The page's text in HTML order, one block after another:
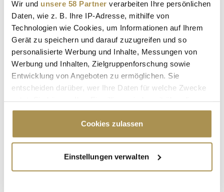
Wir und unsere 58 Partner verarbeiten Ihre persönlichen
Daten, wie z. B. Ihre IP-Adresse, mithilfe von
Technologien wie Cookies, um Informationen auf Ihrem
Gerät zu speichern und darauf zuzugreifen und so
personalisierte Werbung und Inhalte, Messungen von
Werbung und Inhalten, Zielgruppenforschung sowie
Entwicklung von Angeboten zu ermöglichen. Sie
entscheiden darüber, wer Ihre Daten für welche Zwecke
Cookie-Erklärung oder durch Klicken auf das Privacy
Trigger Symbol ändern oder widerrufen
Informationen über Ihre geografische Lage
erfassen, welche bis auf einige Meter genau sein
Cookies zulassen
Einstellungen verwalten